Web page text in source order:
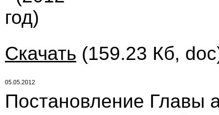
год)
Скачать (159.23 Кб,
05.05.2012
Постановление Главы